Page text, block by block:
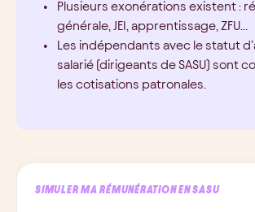
Plusieurs exonérations existent :
générale, JEI, apprentissage, ZFU…
Les indépendants avec le statut
salarié (dirigeants de SASU) sont
les cotisations patronales.
SIMULER MA RÉMUNÉRATION EN SASU